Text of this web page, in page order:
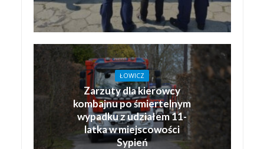
ŁOWICZ
Zarzuty dla kierowcy
kombajnu po śmiertelnym
wypadku z udziałem 11-
latka w miejscowości
Sypień